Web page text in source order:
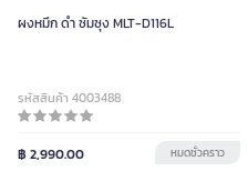
ผงหมึก ดำ ซัมซุง MLT-D116L
รหัสสินค้า 4003488
฿ 2,990.00 หมดชั่วคราว